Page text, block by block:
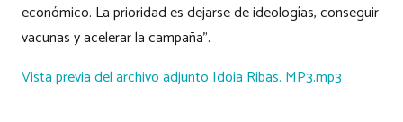
económico. La prioridad es dejarse de ideologías, conseguir
vacunas y acelerar la campaña”.
Vista previa del archivo adjunto Idoia Ribas. MP3.mp3